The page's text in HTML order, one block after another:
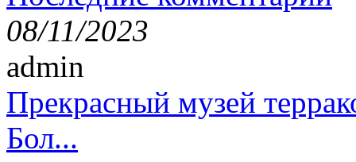
08/11/2023
admin
Прекрасный музей
Бол...